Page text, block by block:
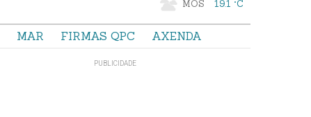
MOS 19.1 °C
MAR FIRMAS QPC AXENDA